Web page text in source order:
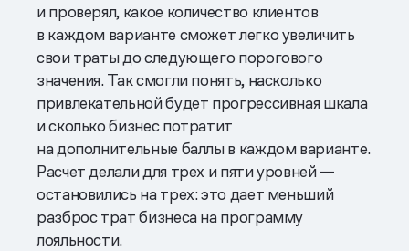
и проверял, какое количество клиентов
в каждом варианте сможет легко увеличить
свои траты до следующего порогового
значения. Так смогли понять, насколько
привлекательной будет прогрессивная шкала
и сколько бизнес потратит
на дополнительные баллы в каждом варианте.
Расчет делали для трех и пяти уровней —
остановились на трех: это дает меньший
разброс трат бизнеса на программу
лояльности.